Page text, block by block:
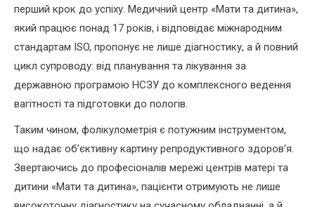
перший крок до успіху. Медичний центр «Мати та дитина»,
який працює понад 17 років, і відповідає міжнародним
стандартам ISO, пропонує не лише діагностику, а й повний
цикл супроводу: від планування та лікування за
державною програмою НСЗУ до комплексного ведення
вагітності та підготовки до пологів.
Таким чином, фолікулометрія є потужним інструментом,
що надає об’єктивну картину репродуктивного здоров’я.
Звертаючись до професіоналів мережі центрів матері та
дитини «Мати та дитина», пацієнти отримують не лише